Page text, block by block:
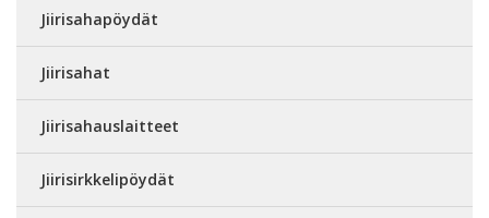
Jiirisahapöydät
Jiirisahat
Jiirisahauslaitteet
Jiirisirkkelipöydät